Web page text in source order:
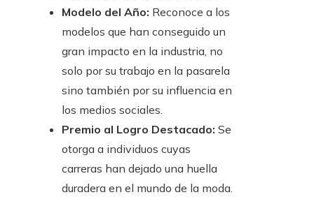
Modelo del Año: Reconoce a los
modelos que han conseguido un
gran impacto en la industria, no
solo por su trabajo en la pasarela
sino también por su influencia en
los medios sociales.
Premio al Logro Destacado: Se
otorga a individuos cuyas
carreras han dejado una huella
duradera en el mundo de la moda.